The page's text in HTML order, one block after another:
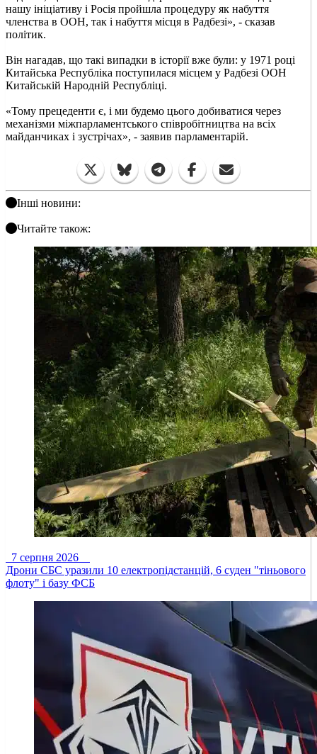
нашу ініціативу і Росія пройшла процедуру як набуття
членства в ООН, так і набуття місця в Радбезі», - сказав
політик.
Він нагадав, що такі випадки в історії вже були: у 1971 році
Китайська Республіка поступилася місцем у Радбезі ООН
Китайській Народній Республіці.
«Тому прецеденти є, і ми будемо цього добиватися через
механізми міжпарламентського співробітництва на всіх
майданчиках і зустрічах», - заявив парламентарій.
Інші новини:
Читайте також:
7 серпня 2026
Дрони СБС уразили 10 електропідстанцій, 6 суден "тіньового
флоту" і базу ФСБ